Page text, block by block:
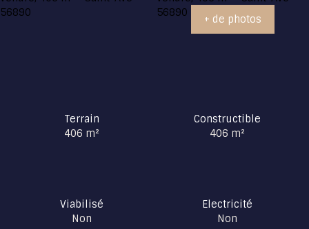
+ de photos
Terrain
406 m²
Constructible
406 m²
Viabilisé
Non
Electricité
Non